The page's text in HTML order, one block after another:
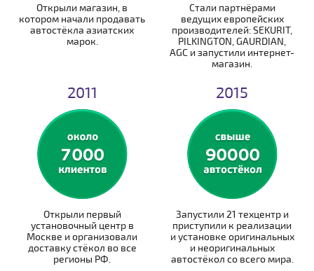
Открыли магазин, в
котором начали продавать
автостёкла азиатских
марок.
Стали партнёрами
ведущих европейских
производителей: SEKURIT,
PILKINGTON, GAURDIAN,
AGC и запустили интернет-
магазин.
2011
Открыли первый
установочный центр в
Москве и организовали
доставку стёкол во все
регионы РФ.
2015
Запустили 21 техцентр и
приступили к реализации
и установке оригинальных
и неоригинальных
автостёкол со всего мира.